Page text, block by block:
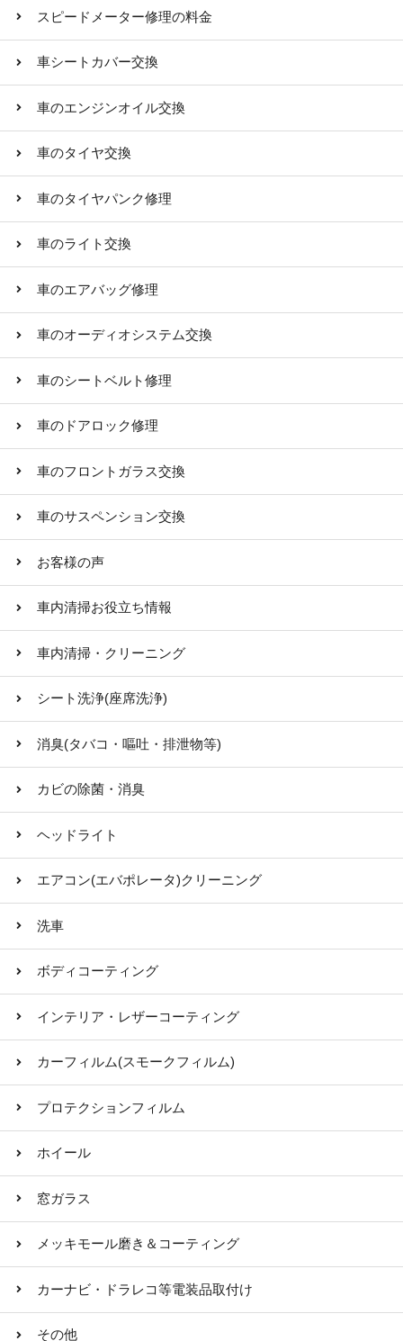
スピードメーター修理の料金
車シートカバー交換
車のエンジンオイル交換
車のタイヤ交換
車のタイヤパンク修理
車のライト交換
車のエアバッグ修理
車のオーディオシステム交換
車のシートベルト修理
車のドアロック修理
車のフロントガラス交換
車のサスペンション交換
お客様の声
車内清掃お役立ち情報
車内清掃・クリーニング
シート洗浄(座席洗浄)
消臭(タバコ・嘔吐・排泄物等)
カビの除菌・消臭
ヘッドライト
エアコン(エバポレータ)クリーニング
洗車
ボディコーティング
インテリア・レザーコーティング
カーフィルム(スモークフィルム)
プロテクションフィルム
ホイール
窓ガラス
メッキモール磨き＆コーティング
カーナビ・ドラレコ等電装品取付け
その他